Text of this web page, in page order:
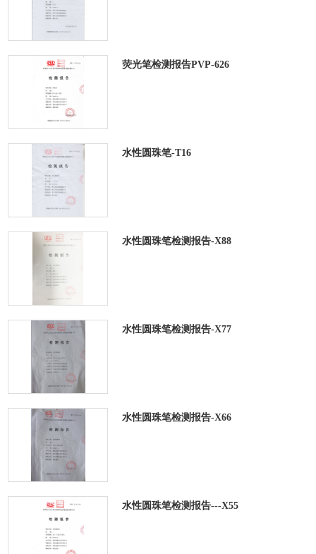
荧光笔检测报告PVP-626
水性圆珠笔-T16
水性圆珠笔检测报告-X88
水性圆珠笔检测报告-X77
水性圆珠笔检测报告-X66
水性圆珠笔检测报告---X55